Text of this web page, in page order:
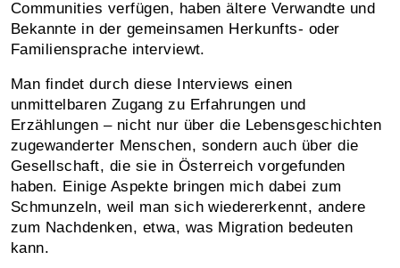
Communities verfügen, haben ältere Verwandte und
Bekannte in der gemeinsamen Herkunfts- oder
Familiensprache interviewt.
Man findet durch diese Interviews einen
unmittelbaren Zugang zu Erfahrungen und
Erzählungen – nicht nur über die Lebensgeschichten
zugewanderter Menschen, sondern auch über die
Gesellschaft, die sie in Österreich vorgefunden
haben. Einige Aspekte bringen mich dabei zum
Schmunzeln, weil man sich wiedererkennt, andere
zum Nachdenken, etwa, was Migration bedeuten
kann.